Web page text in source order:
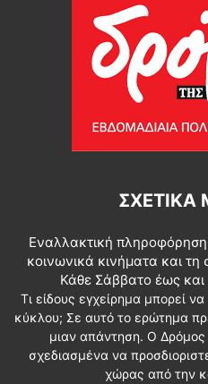
ΣΧΕΤΙΚΆ
Εναλλακτική πληροφόρηση
κοινωνικά κινήματα και τη
Κάθε Σάββατο έως και
Τι είδους εγχείρημα μπορεί
κύκλου; Σε αυτό το ερώτημα
μιαν απάντηση. Ο Δρόμος
σχεδιασμένα να
χώρας από την